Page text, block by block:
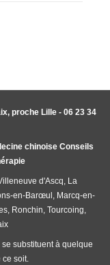
proche Lille - 06 23 34
chinoise Conseils
d'Ascq, La
en-Barœul, Marcq-en-
Ronchin, Tourcoing,
substituent à quelque
ce soit.